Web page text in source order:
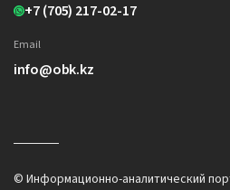
+7 (705) 217-02-17
Email
info@obk.kz
© Информационно-аналитический